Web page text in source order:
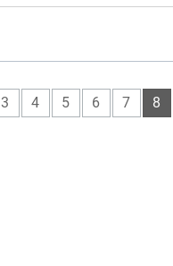
3 4 5 6 7 8